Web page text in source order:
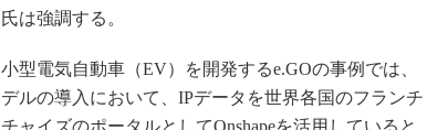
は強調する。
電気自動車（EV）を開発するe.GOの事例では、
ルの導入において、IPデータを世界各国のフランチ
ャイズのポータルとしてOnshapeを活用していると